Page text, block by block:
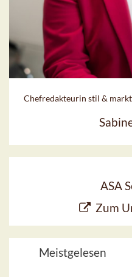
Chefredakteurin stil &
ASA
Zum
Meistgelesen